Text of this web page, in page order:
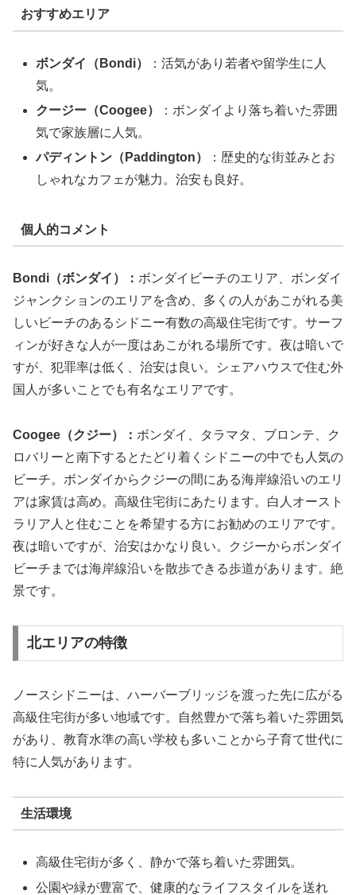
おすすめエリア
ボンダイ（Bondi）
：活気があり若者や留学生に人
気。
クージー（Coogee）
：ボンダイより落ち着いた雰囲
気で家族層に人気。
パディントン（Paddington）
：歴史的な街並みとお
しゃれなカフェが魅力。治安も良好。
個人的コメント
Bondi（ボンダイ）： ボンダイビーチのエリア、ボンダイ
ジャンクションのエリアを含め、多くの人があこがれる美
しいビーチのあるシドニー有数の高級住宅街です。サーフ
ィンが好きな人が一度はあこがれる場所です。夜は暗いで
すが、犯罪率は低く、治安は良い。シェアハウスで住む外
国人が多いことでも有名なエリアです。
Coogee（クジー）： ボンダイ、タラマタ、ブロンテ、ク
ロバリーと南下するとたどり着くシドニーの中でも人気の
ビーチ。ボンダイからクジーの間にある海岸線沿いのエリ
アは家賃は高め。高級住宅街にあたります。白人オースト
ラリア人と住むことを希望する方にお勧めのエリアです。
夜は暗いですが、治安はかなり良い。クジーからボンダイ
ビーチまでは海岸線沿いを散歩できる歩道があります。絶
景です。
北エリアの特徴
ノースシドニーは、ハーバーブリッジを渡った先に広がる
高級住宅街が多い地域です。自然豊かで落ち着いた雰囲気
があり、教育水準の高い学校も多いことから子育て世代に
特に人気があります。
生活環境
高級住宅街が多く、静かで落ち着いた雰囲気。
公園や緑が豊富で、健康的なライフスタイルを送れ